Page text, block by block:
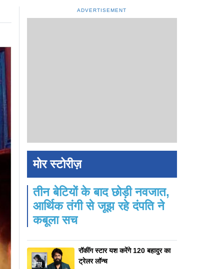
ADVERTISEMENT
मोर स्टोरीज़
तीन बेटियों के बाद छोड़ी नवजात,
आर्थिक तंगी से जूझ रहे दंपति ने
कबूला सच
रॉकींग स्टार यश करेंगे 120 बहादुर का
ट्रेलर लॉन्च